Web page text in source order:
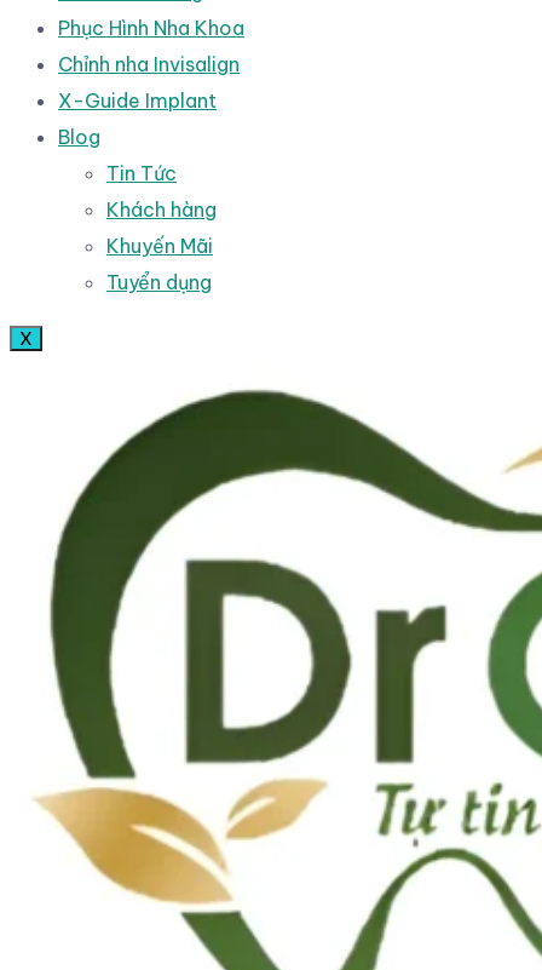
Phục Hình Nha Khoa
Chỉnh nha Invisalign
X-Guide Implant
Blog
Tin Tức
Khách hàng
Khuyến Mãi
Tuyển dụng
X